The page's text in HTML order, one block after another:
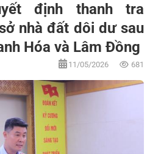
định thanh tra
nhà đất dôi dư sau
Hóa và Lâm Đồng
11/05/2026 681